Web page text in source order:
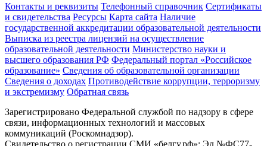
Контакты и реквизиты Телефонный справочник Сертификаты
и свидетельства Ресурсы Карта сайта Наличие
государственной аккредитации образовательной деятельности
Выписка из реестра лицензий на осуществление
образовательной деятельности Министерствo науки и
высшего образования РФ Федеральный портал «Российское
образование» Сведения об образовательной организации
Сведения о доходах Противодействие коррупции, терроризму
и экстремизму Обратная связь
Зарегистрировано Федеральной службой по надзору в сфере
связи, информационных технологий и массовых
коммуникаций (Роскомнадзор).
Свидетельство о регистрации СМИ «белгу.рф»: Эл №ФС77-